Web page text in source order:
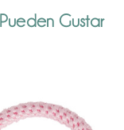
Gustar